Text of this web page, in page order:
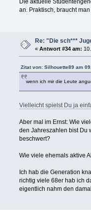
an. Praktisch, braucht
Re: "Die sch***
«Antwort #34 am:
Zitat von: Silhouette89 am
wenn ich mir die Leute
Vielleicht spielst Du ja
Aber mal im Ernst: Wie
den Jahreszahlen bist Du
beschwert?
Wie viele ehemals aktive
Ich hab die Generation
richtig viele 68er hab ich
eigentlich nahm den